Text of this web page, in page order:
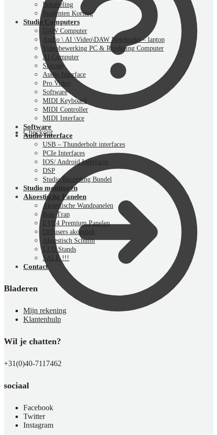
Checkout
€0,00 0
Bekabeling
Studenten Korting
Studio Computers
DAW Computer
Audio \ AI \Video\DAW Notebooks – laptop
Videobewerking PC & Rendering Computer
AI Computer
Storage
Audio Interface
Pro Video
Software
MIDI Keyboard
MIDI Controller
MIDI Interface
Software
Audio Interface
USB – Thunderbolt interfaces
PCIe Interfaces
IOS/ Android Interfaces
DSP
Studio Recording Bundel
Studio monitoren
Akoestische Panelen
Akoestische Wandpanelen
Bass Trap
EYE4 Premium Panelen
Diffusers akoestiek
Akoestisch Schuim
LED Stands
SALE !!!
Contact
Bladeren
Mijn rekening
Klantenhulp
Wil je chatten?
+31(0)40-7117462
sociaal
Facebook
Twitter
Instagram